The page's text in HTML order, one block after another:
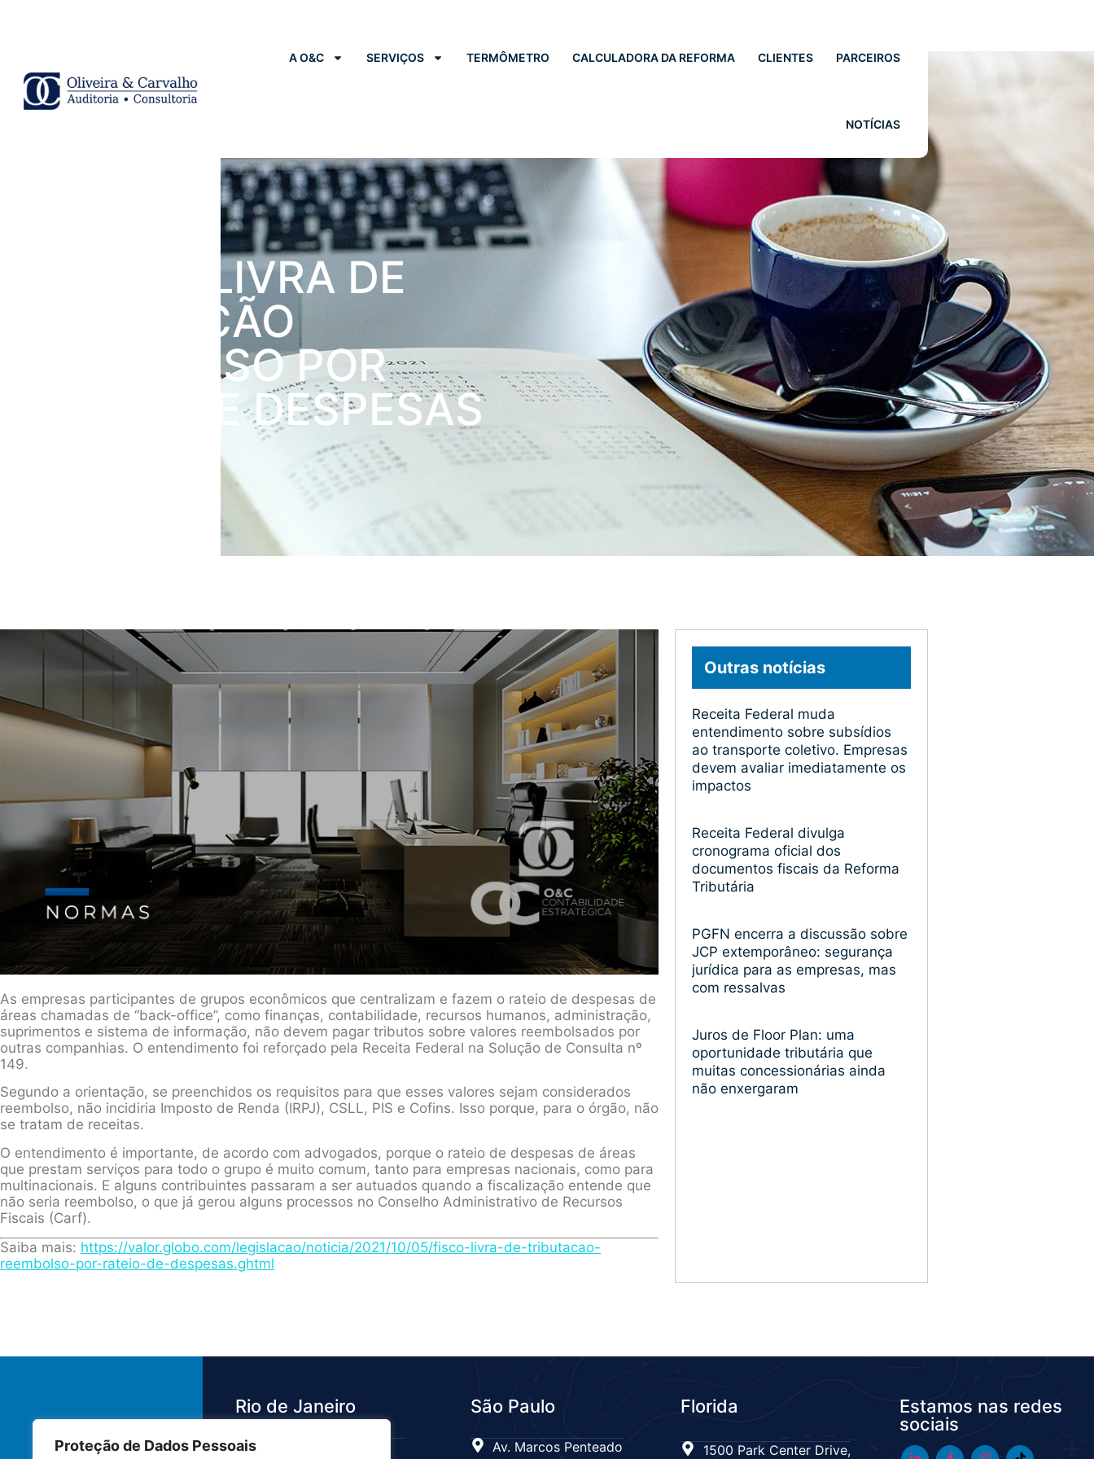
Proteção de Dados Pessoais
A O&C SERVIÇOS TERMÔMETRO CALCULADORA DA REFORMA CLIENTES PARCEIROS
NOTÍCIAS
RECEITA LIVRA DE
TRIBUTAÇÃO
REEMBOLSO POR
RATEIO DE DESPESAS
As empresas participantes de grupos econômicos que centralizam e fazem o rateio de despesas de
áreas chamadas de “back-office”, como finanças, contabilidade, recursos humanos, administração,
suprimentos e sistema de informação, não devem pagar tributos sobre valores reembolsados por
outras companhias. O entendimento foi reforçado pela Receita Federal na Solução de Consulta nº
149.
Segundo a orientação, se preenchidos os requisitos para que esses valores sejam considerados
reembolso, não incidiria Imposto de Renda (IRPJ), CSLL, PIS e Cofins. Isso porque, para o órgão, não
se tratam de receitas.
O entendimento é importante, de acordo com advogados, porque o rateio de despesas de áreas
que prestam serviços para todo o grupo é muito comum, tanto para empresas nacionais, como para
multinacionais. E alguns contribuintes passaram a ser autuados quando a fiscalização entende que
não seria reembolso, o que já gerou alguns processos no Conselho Administrativo de Recursos
Fiscais (Carf).
Saiba mais: https://valor.globo.com/legislacao/noticia/2021/10/05/fisco-livra-de-tributacao-
reembolso-por-rateio-de-despesas.ghtml
Outras notícias
Receita Federal muda
entendimento sobre subsídios
ao transporte coletivo. Empresas
devem avaliar imediatamente os
impactos
Receita Federal divulga
cronograma oficial dos
documentos fiscais da Reforma
Tributária
PGFN encerra a discussão sobre
JCP extemporâneo: segurança
jurídica para as empresas, mas
com ressalvas
Juros de Floor Plan: uma
oportunidade tributária que
muitas concessionárias ainda
não enxergaram
Rio de Janeiro São Paulo
Av. Marcos Penteado
Florida
1500 Park Center Drive,
Estamos nas redes
sociais